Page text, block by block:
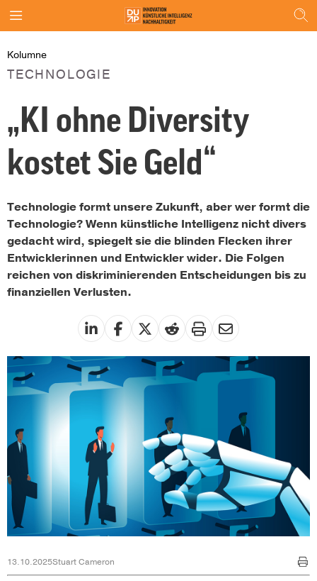
Kolumne
TECHNOLOGIE
„KI ohne Diversity
kostet Sie Geld“
Technologie formt unsere Zukunft, aber wer formt die
Technologie? Wenn künstliche Intelligenz nicht divers
gedacht wird, spiegelt sie die blinden Flecken ihrer
Entwicklerinnen und Entwickler wider. Die Folgen
reichen von diskriminierenden Entscheidungen bis zu
finanziellen Verlusten.
13.10.2025Stuart Cameron